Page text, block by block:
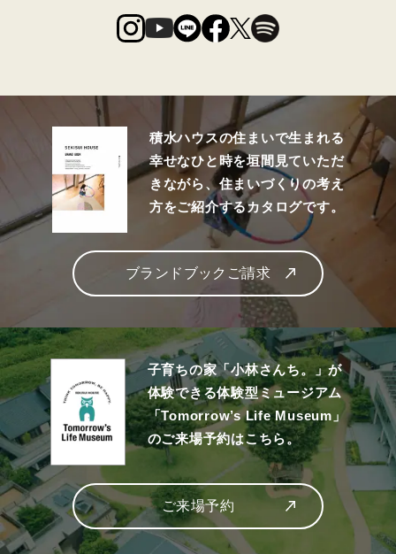
積水ハウスの住まいで生まれる
幸せなひと時を垣間見ていただ
きながら、住まいづくりの考え
方をご紹介するカタログです。
ブランドブックご請求
子育ちの家「小林さんち。」が
体験できる体験型ミュージアム
「Tomorrow’s Life Museum」
のご来場予約はこちら。
ご来場予約